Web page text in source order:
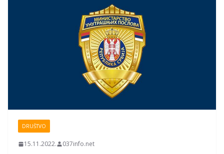
DRUŠTVO
15.11.2022. 037info.net